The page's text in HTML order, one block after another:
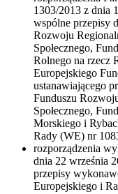
1303/2013 z dnia
wspólne przepisy
Rozwoju
Społecznego,
Rolnego na rzecz
Europejskiego
ustanawiającego
Funduszu
Społecznego,
Morskiego i
Rady (WE) nr
rozporządzenia
dnia 22 września
przepisy
Europejskiego i